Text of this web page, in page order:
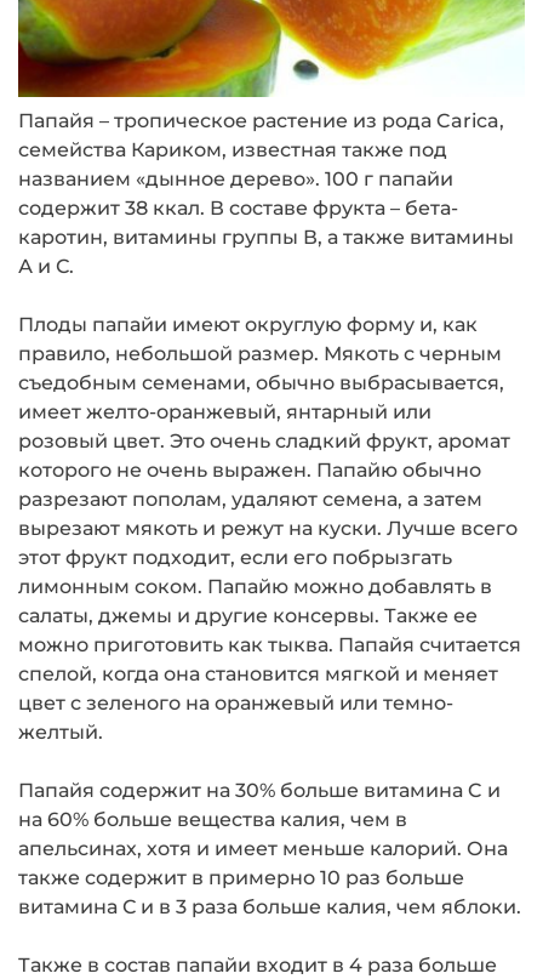
Папайя – тропическое растение из рода Carica,
семейства Кариком, известная также под
названием «дынное дерево». 100 г папайи
содержит 38 ккал. В составе фрукта – бета-
каротин, витамины группы В, а также витамины
А и С.
Плоды папайи имеют округлую форму и, как
правило, небольшой размер. Мякоть с черным
съедобным семенами, обычно выбрасывается,
имеет желто-оранжевый, янтарный или
розовый цвет. Это очень сладкий фрукт, аромат
которого не очень выражен. Папайю обычно
разрезают пополам, удаляют семена, а затем
вырезают мякоть и режут на куски. Лучше всего
этот фрукт подходит, если его побрызгать
лимонным соком. Папайю можно добавлять в
салаты, джемы и другие консервы. Также ее
можно приготовить как тыква. Папайя считается
спелой, когда она становится мягкой и меняет
цвет с зеленого на оранжевый или темно-
желтый.
Папайя содержит на 30% больше витамина C и
на 60% больше вещества калия, чем в
апельсинах, хотя и имеет меньше калорий. Она
также содержит в примерно 10 раз больше
витамина С и в 3 раза больше калия, чем яблоки.
Также в состав папайи входит в 4 раза больше